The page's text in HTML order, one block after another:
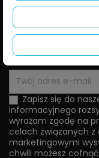
KONTAKT
Zapisz się do
informacyjnego
wyrażam zgodę na
celach związanych z
marketingowymi
chwili możesz